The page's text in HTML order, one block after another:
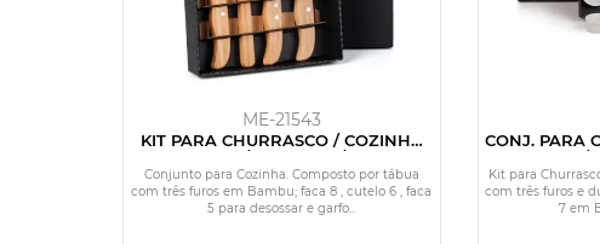
ME-21543
KIT PARA CHURRASCO / COZINHA
EM BAMBU / MADEIRA / INOX - 5
PÇS
Conjunto para Cozinha. Composto por tábua
com três furos em Bambu; faca 8 , cutelo 6 , faca
5 para desossar e garfo...
CONJ. PARA
EM BAMBU /
Kit para
com três furos e
7 em